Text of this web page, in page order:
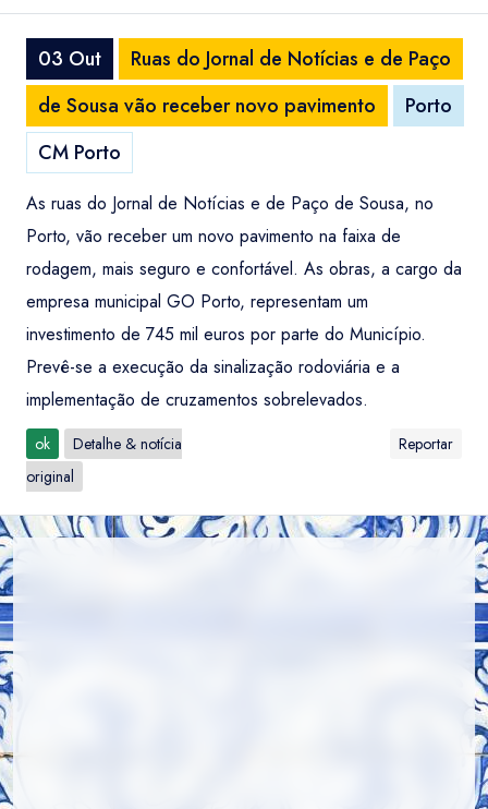
03 Out
Ruas do Jornal de Notícias e de Paço
de Sousa vão receber novo pavimento
Porto
CM Porto
As ruas do Jornal de Notícias e de Paço de Sousa, no
Porto, vão receber um novo pavimento na faixa de
rodagem, mais seguro e confortável. As obras, a cargo da
empresa municipal GO Porto, representam um
investimento de 745 mil euros por parte do Município.
Prevê-se a execução da sinalização rodoviária e a
implementação de cruzamentos sobrelevados.
ok
Detalhe & notícia
original
Reportar